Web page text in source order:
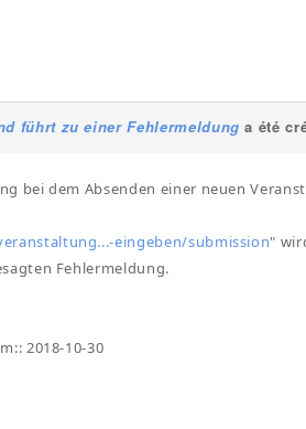
führt zu einer Fehlermeldung a été
bei dem Absenden einer neuen
eingeben/submission"
Fehlermeldung.
2018-10-30